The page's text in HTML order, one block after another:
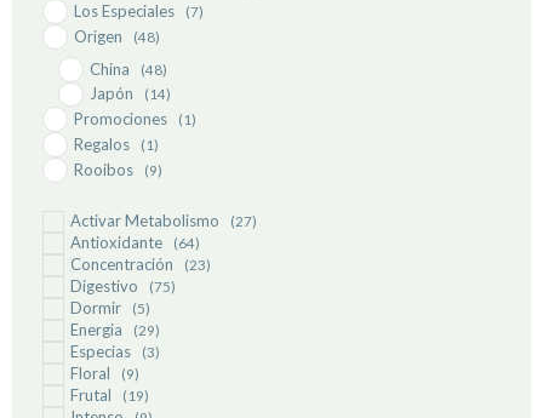
Los Especiales (7)
Origen (48)
China (48)
Japón (14)
Promociones (1)
Regalos (1)
Rooibos (9)
Rooibos sin mezcla (1)
Tipos de tés (1)
Descafeinados
Oolong
Té Blanco
Té Chai (1)
Té Inglés
Té Matcha
Activar Metabolismo (27)
Antioxidante (64)
Concentración (23)
Digestivo (75)
Dormir (5)
Energia (29)
Especias (3)
Floral (9)
Frutal (19)